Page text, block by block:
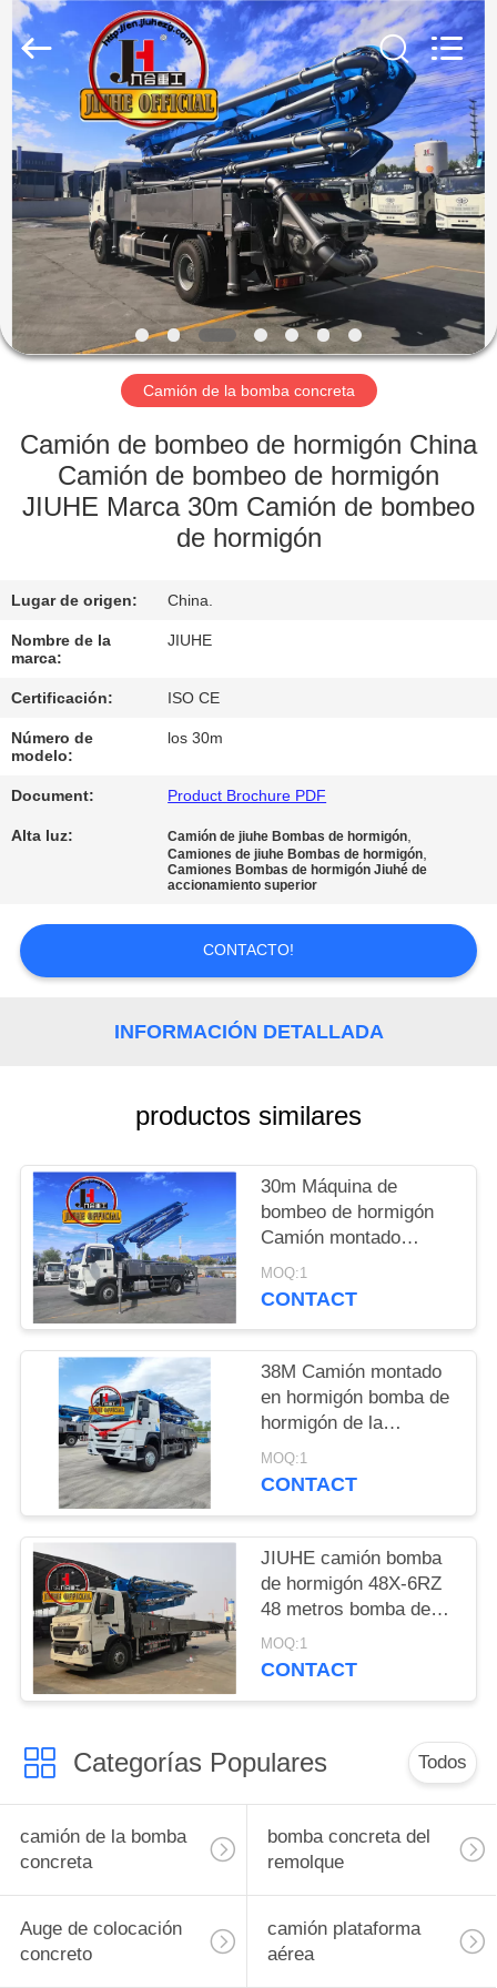
HOGAR
PRODUCTOS
VÍDEOS
DEMOSTRACIÓN
DE
SOBRE
NOSOTROS
DE
LA
FÁBRICA
CONTROL
DE
CALIDAD
CONTACTO
LOS
E.E.U.U.
MAPA
DEL
SITIO
POLÍTICAS
DE
PRIVACIDAD
Jiuhe
Heavy
Industry
Machinery
Co.,
Ltd.
Rights
Reserved.
Camión de la bomba concreta
Camión de bombeo de hormigón China
Camión de bombeo de hormigón
JIUHE Marca 30m Camión de bombeo
de hormigón
Lugar de origen: China.
Nombre de la
marca:
JIUHE
Certificación: ISO CE
Número de
modelo:
los 30m
Document: Product Brochure PDF
Alta luz: Camión de jiuhe Bombas de hormigón,
Camiones de jiuhe Bombas de hormigón,
Camiones Bombas de hormigón Jiuhé de
accionamiento superior
CONTACTO!
INFORMACIÓN DETALLADA
productos similares
30m Máquina de
bombeo de hormigón
Camión montado
Camión de bombeo de
hormigón 30m 38m
MOQ:1
CONTACT
38M Camión montado
en hormigón bomba de
hormigón de la
maquinaria de
hormigón hidráulico de
MOQ:1
CONTACT
JIUHE camión bomba
de hormigón 48X-6RZ
48 metros bomba de
hormigón camión
bomba de cemento
MOQ:1
CONTACT
Categorías Populares Todos
camión de la bomba
concreta
bomba concreta del
remolque
Auge de colocación
concreto
camión plataforma
aérea